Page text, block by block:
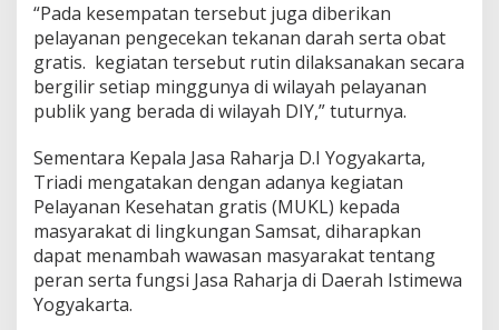
“Pada kesempatan tersebut juga diberikan
pelayanan pengecekan tekanan darah serta obat
gratis. kegiatan tersebut rutin dilaksanakan secara
bergilir setiap minggunya di wilayah pelayanan
publik yang berada di wilayah DIY,” tuturnya.
Sementara Kepala Jasa Raharja D.I Yogyakarta,
Triadi mengatakan dengan adanya kegiatan
Pelayanan Kesehatan gratis (MUKL) kepada
masyarakat di lingkungan Samsat, diharapkan
dapat menambah wawasan masyarakat tentang
peran serta fungsi Jasa Raharja di Daerah Istimewa
Yogyakarta.